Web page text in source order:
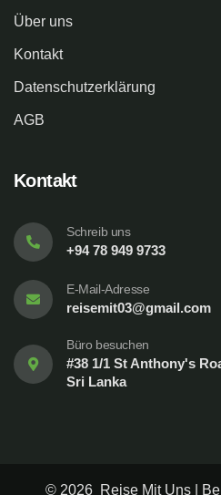
Über uns
Kontakt
Datenschutzerklärung
AGB
Kontakt
Schreib uns
+94 78 949 9733
E-Mail-Adresse
reisemit03@gmail.com
Büro besuchen
#38 1/1 St Anthony's
Sri Lanka
© 2026 Reise Mit Uns |